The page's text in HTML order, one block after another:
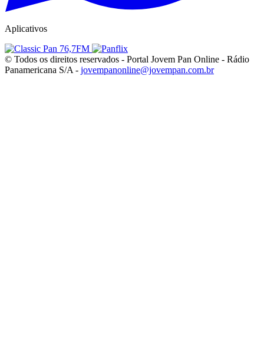
Aplicativos
© Todos os direitos reservados - Portal Jovem Pan Online - Rádio
Panamericana S/A - jovempanonline@jovempan.com.br